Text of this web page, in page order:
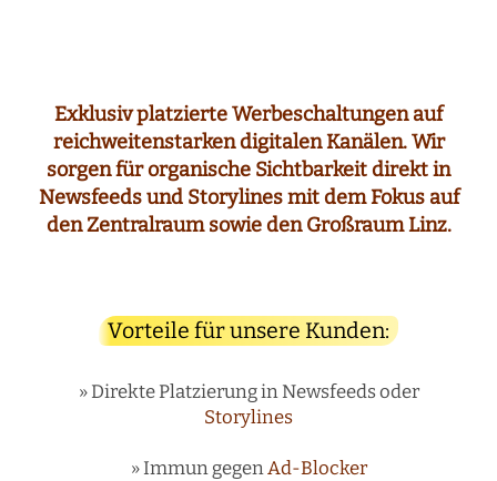
Exklusiv platzierte Werbeschaltungen auf
reichweitenstarken digitalen Kanälen. Wir
sorgen für organische Sichtbarkeit direkt in
Newsfeeds und Storylines mit dem Fokus auf
den Zentralraum sowie den Großraum Linz.
Vorteile für unsere Kunden:
» Direkte Platzierung in Newsfeeds oder
Storylines
» Immun gegenAd-Blocker